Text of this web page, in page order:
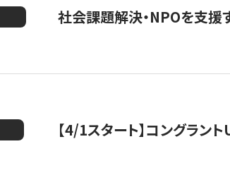
社会課題解決・NPOを支援
【4/1スタート】コングラン